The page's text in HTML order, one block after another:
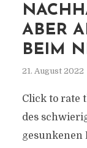
ABER
BEIM
21. August 2022
Click to rate
des
gesunkenen